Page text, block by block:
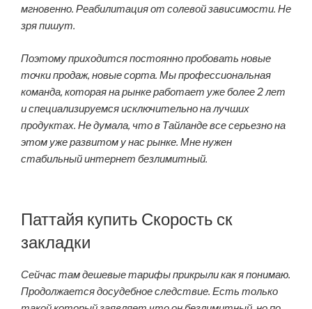
мгновенно. Реабилитация от солевой зависимости. Не
зря пишут.
Поэтому приходится постоянно пробовать новые
точки продаж, новые сорта. Мы профессиональная
команда, которая на рынке работает уже более 2 лет
и специализируемся исключительно на лучших
продуктах. Не думала, что в Тайланде все серьезно на
этом уже развитом у нас рынке. Мне нужен
стабильный интернет безлимитный.
Паттайя купить Скорость ск
закладки
Сейчас там дешевые тарифы прикрыли как я понимаю.
Продолжается досудебное следствие. Есть только